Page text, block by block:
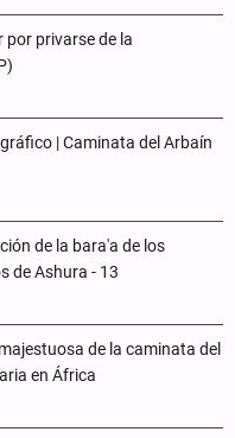
por privarse de la
| Caminata del Arbaín
de la bara'a de los
de Ashura - 13
de la caminata del
en África